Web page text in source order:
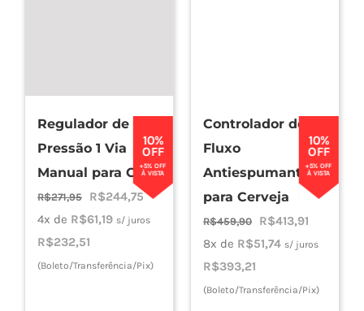
10%
OFF
+5% OFF
À VISTA
Regulador de
Pressão 1 Via
Manual para CO2
R$271,95
O
preço
original
era:
R$244,75O
preço
é:
4x de R$61,19 s/ juros
R$232,51
(Boleto/Transferência/Pix)
10%
OFF
+5% OFF
À VISTA
Controlador de
Fluxo
Antiespumante
para Cerveja
R$459,90
O
preço
era:
R$413,91
preço
é:
8x de R$51,74 s/ juros
R$393,21
(Boleto/Transferência/Pix)